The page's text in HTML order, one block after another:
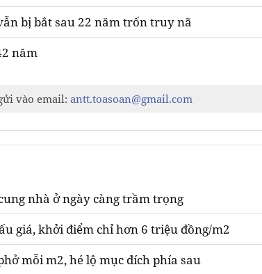
bị bắt sau 22 năm trốn truy nã
năm
vào email: antt.toasoan@gmail.com
nhà ở ngày càng trầm trọng
giá, khởi điểm chỉ hơn 6 triệu đồng/m2
mỗi m2, hé lộ mục đích phía sau